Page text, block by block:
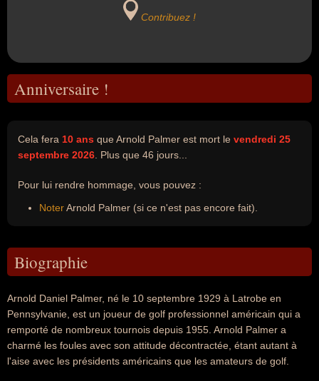
Contribuez !
Anniversaire !
Cela fera 10 ans que Arnold Palmer est mort le vendredi 25
septembre 2026 . Plus que 46 jours...
Pour lui rendre hommage, vous pouvez :
NoterArnold Palmer (si ce n'est pas encore fait).
Biographie
Arnold Daniel Palmer, né le 10 septembre 1929 à Latrobe en
Pennsylvanie, est un joueur de golf professionnel américain qui a
remporté de nombreux tournois depuis 1955. Arnold Palmer a
charmé les foules avec son attitude décontractée, étant autant à
l'aise avec les présidents américains que les amateurs de golf.